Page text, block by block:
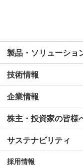
製品・ソリューショ
技術情報
企業情報
株主・投資家の皆様
サステナビリティ
採用情報